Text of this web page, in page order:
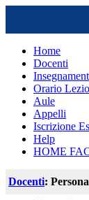
Home
Docenti
Orario
Aule
Appelli
Iscrizione
Help
HOME
Docenti: